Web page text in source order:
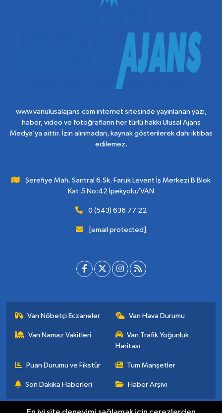
www.vanulusalajans.com internet sitesinde yayınlanan yazı,
haber, video ve fotoğrafların her türlü hakkı Ulusal Ajans
Medya’ya aittir. İzin alınmadan, kaynak gösterilerek dahi iktibas
edilemez.
Şerefiye Mah. Santral 6.Sk. Faruk Levent İş Merkezi B Blok
Kat:5 No:42 İpekyolu/VAN
0 (543) 636 77 22
[email protected]
Van Nöbetçi Eczaneler Van Hava Durumu
Van Namaz Vakitleri
Van Trafik Yoğunluk
Haritası
Puan Durumu ve Fikstür Tüm Manşetler
Son Dakika Haberleri Haber Arşivi